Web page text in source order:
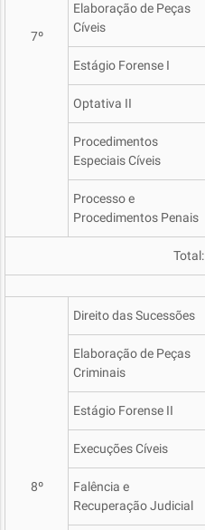
7º
Elaboração de Peças
Cíveis
Estágio Forense I
Optativa II
Procedimentos
Especiais Cíveis
Processo e
Procedimentos Penais
Total:
8º
Direito das Sucessões
Elaboração de Peças
Criminais
Estágio Forense II
Execuções Cíveis
Falência e
Recuperação Judicial